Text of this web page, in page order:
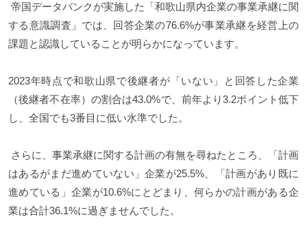
帝国データバンクが実施した「和歌山県内企業の事業承継に関
する意識調査」では、回答企業の76.6%が事業承継を経営上の
課題と認識していることが明らかになっています。
2023年時点で和歌山県で後継者が「いない」と回答した企業
（後継者不在率）の割合は43.0%で、前年より3.2ポイント低下
し、全国でも3番目に低い水準でした。
さらに、事業承継に関する計画の有無を尋ねたところ、「計画
はあるがまだ進めていない」企業が25.5%、「計画があり既に
進めている」企業が10.6%にとどまり、何らかの計画がある企
業は合計36.1%に過ぎませんでした。